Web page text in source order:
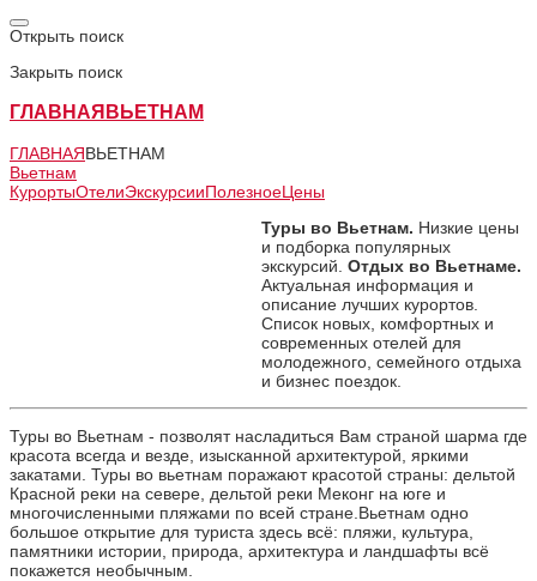
Открыть поиск
Закрыть поиск
ГЛАВНАЯ ВЬЕТНАМ
ГЛАВНАЯВЬЕТНАМ
Вьетнам
КурортыОтелиЭкскурсииПолезноеЦены
Туры во Вьетнам. Низкие цены
и подборка популярных
экскурсий. Отдых во Вьетнаме.
Актуальная информация и
описание лучших курортов.
Список новых, комфортных и
современных отелей для
молодежного, семейного отдыха
и бизнес поездок.
Туры во Вьетнам - позволят насладиться Вам страной шарма где
красота всегда и везде, изысканной архитектурой, яркими
закатами. Туры во вьетнам поражают красотой страны: дельтой
Красной реки на севере, дельтой реки Меконг на юге и
многочисленными пляжами по всей стране.Вьетнам одно
большое открытие для туриста здесь всё: пляжи, культура,
памятники истории, природа, архитектура и ландшафты всё
покажется необычным.